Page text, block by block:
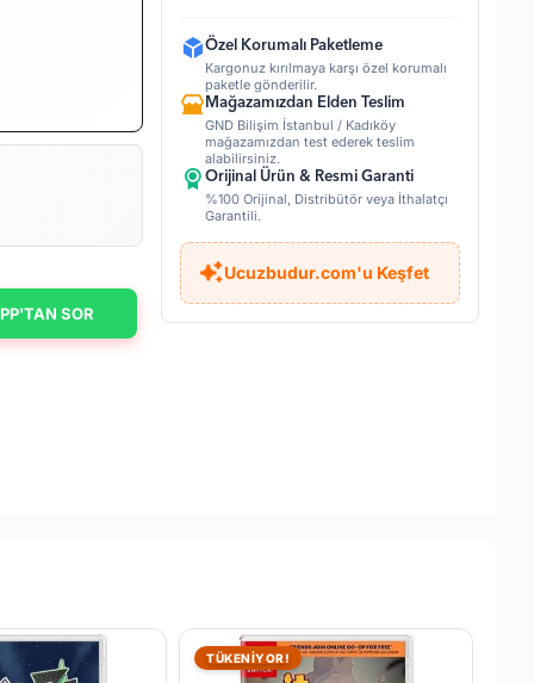
SOR
Özel Korumalı Paketleme
Kargonuz kırılmaya karşı özel korumalı
paketle gönderilir.
Mağazamızdan Elden Teslim
GND Bilişim İstanbul / Kadıköy
mağazamızdan test ederek teslim
alabilirsiniz.
Orijinal Ürün & Resmi Garanti
%100 Orijinal, Distribütör veya İthalatçı
Garantili.
Ucuzbudur.com'u Keşfet
TÜKENİYOR!